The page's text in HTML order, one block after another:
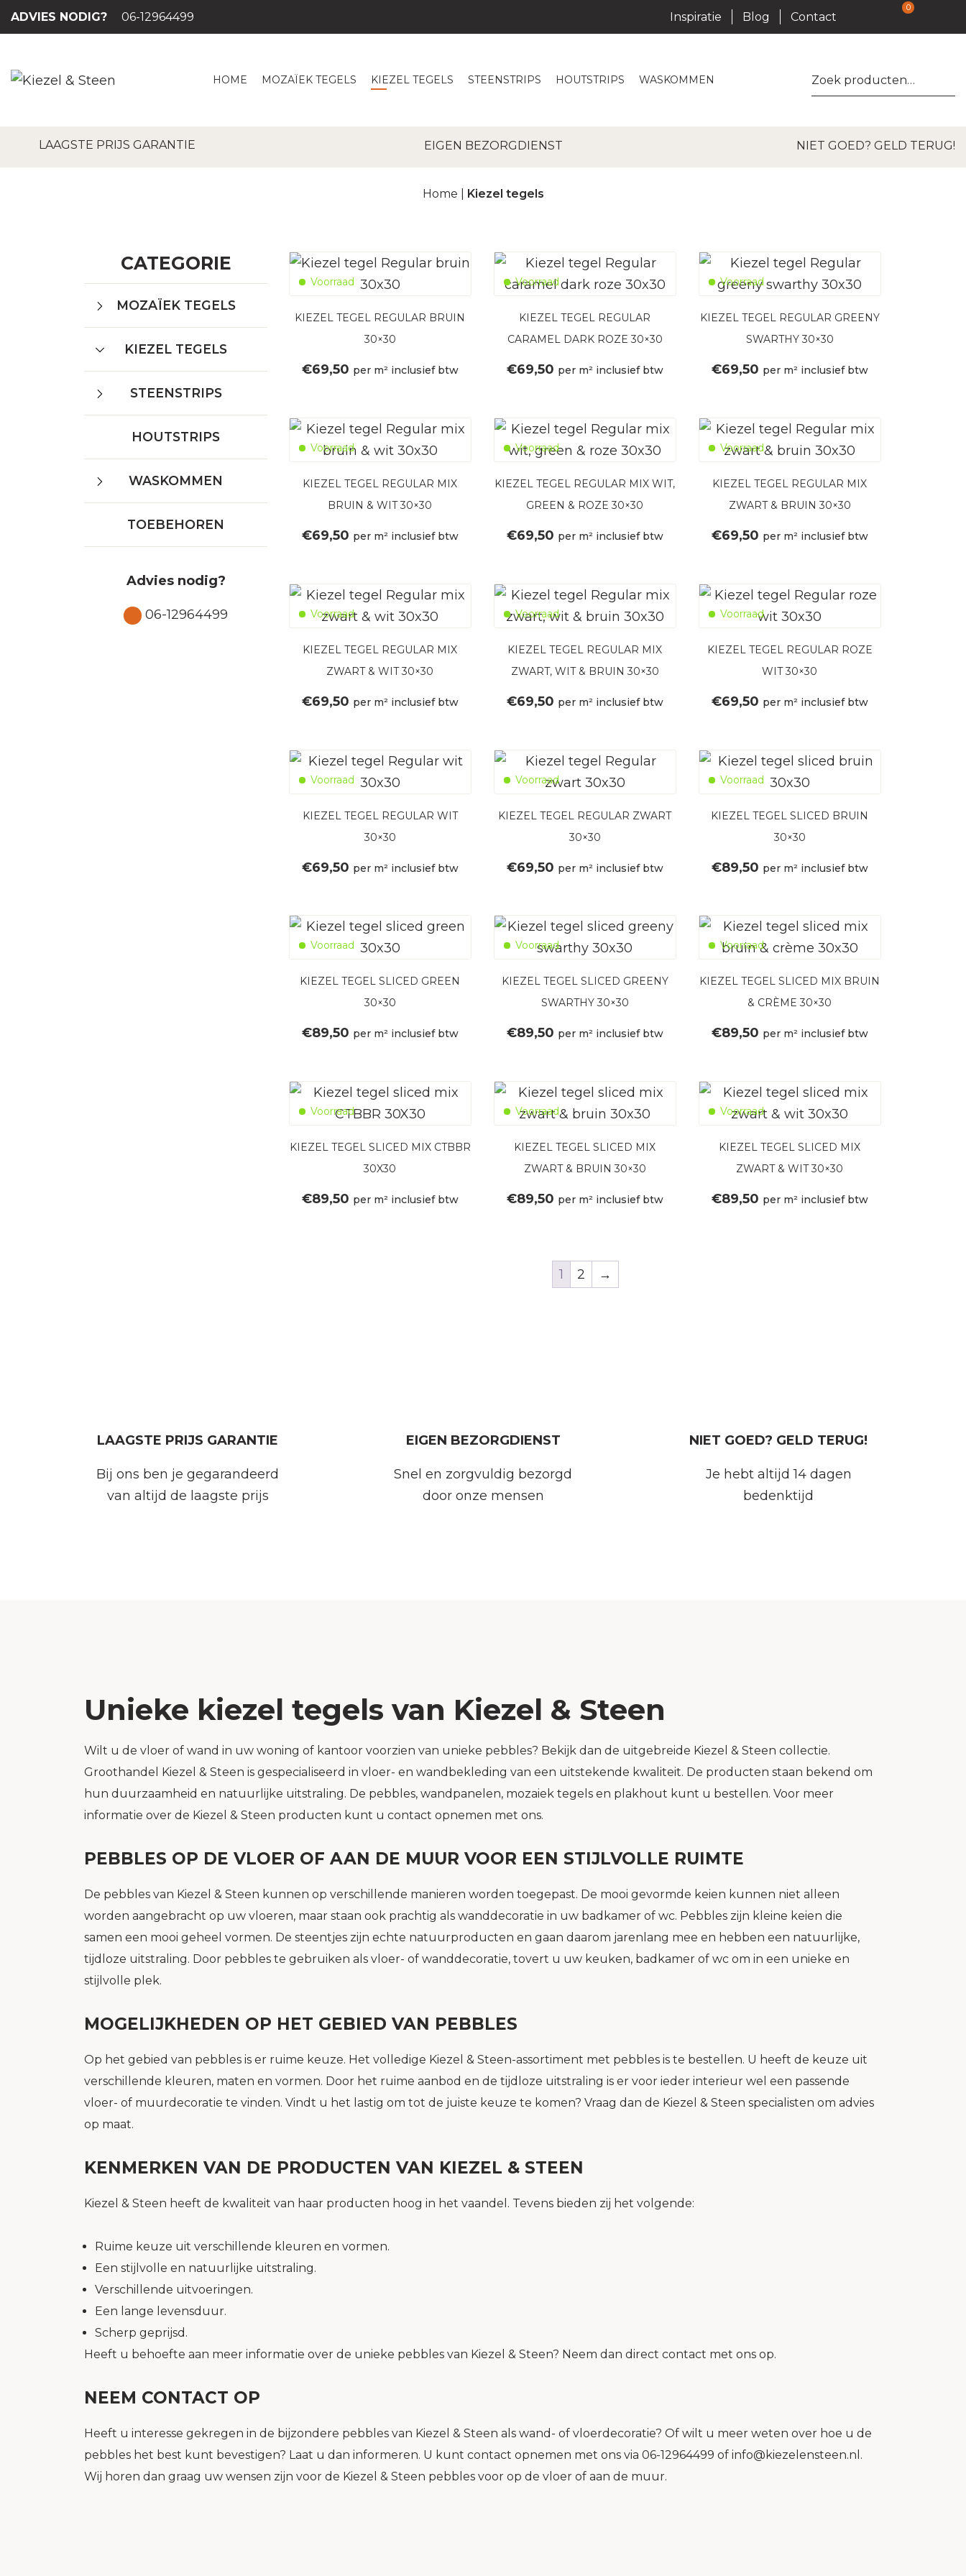
ADVIES NODIG? 06-12964499 Inspiratie Blog Contact
0
HOME MOZAÏEK TEGELS KIEZEL TEGELS STEENSTRIPS HOUTSTRIPS WASKOMMEN
Zoeken
naar:
LAAGSTE PRIJS GARANTIE EIGEN BEZORGDIENST NIET GOED? GELD TERUG!
KIEZEL TEGELS
Home Kiezel tegels
CATEGORIE
MOZAÏEK TEGELS
KIEZEL TEGELS
STEENSTRIPS
HOUTSTRIPS
WASKOMMEN
TOEBEHOREN
Advies nodig?
06-12964499
Voorraad
KIEZEL TEGEL REGULAR BRUIN
30×30
€69,50 per m² inclusief btw
Voorraad
KIEZEL TEGEL REGULAR
CARAMEL DARK ROZE 30×30
€69,50 per m² inclusief btw
Voorraad
KIEZEL TEGEL REGULAR GREENY
SWARTHY 30×30
€69,50 per m² inclusief btw
Voorraad
KIEZEL TEGEL REGULAR MIX
BRUIN & WIT 30×30
€69,50 per m² inclusief btw
Voorraad
KIEZEL TEGEL REGULAR MIX WIT,
GREEN & ROZE 30×30
€69,50 per m² inclusief btw
Voorraad
KIEZEL TEGEL REGULAR MIX
ZWART & BRUIN 30×30
€69,50 per m² inclusief btw
Voorraad
KIEZEL TEGEL REGULAR MIX
ZWART & WIT 30×30
€69,50 per m² inclusief btw
Voorraad
KIEZEL TEGEL REGULAR MIX
ZWART, WIT & BRUIN 30×30
€69,50 per m² inclusief btw
Voorraad
KIEZEL TEGEL REGULAR ROZE
WIT 30×30
€69,50 per m² inclusief btw
Voorraad
KIEZEL TEGEL REGULAR WIT
30×30
€69,50 per m² inclusief btw
Voorraad
KIEZEL TEGEL REGULAR ZWART
30×30
€69,50 per m² inclusief btw
Voorraad
KIEZEL TEGEL SLICED BRUIN
30×30
€89,50 per m² inclusief btw
Voorraad
KIEZEL TEGEL SLICED GREEN
30×30
€89,50 per m² inclusief btw
Voorraad
KIEZEL TEGEL SLICED GREENY
SWARTHY 30×30
€89,50 per m² inclusief btw
Voorraad
KIEZEL TEGEL SLICED MIX BRUIN
& CRÈME 30×30
€89,50 per m² inclusief btw
Voorraad
KIEZEL TEGEL SLICED MIX CTBBR
30X30
€89,50 per m² inclusief btw
Voorraad
KIEZEL TEGEL SLICED MIX
ZWART & BRUIN 30×30
€89,50 per m² inclusief btw
Voorraad
KIEZEL TEGEL SLICED MIX
ZWART & WIT 30×30
€89,50 per m² inclusief btw
1 2 →
LAAGSTE PRIJS GARANTIE
Bij ons ben je gegarandeerd
van altijd de laagste prijs
EIGEN BEZORGDIENST
Snel en zorgvuldig bezorgd
door onze mensen
NIET GOED? GELD TERUG!
Je hebt altijd 14 dagen
bedenktijd
Unieke kiezel tegels van Kiezel & Steen
Wilt u de vloer of wand in uw woning of kantoor voorzien van unieke pebbles? Bekijk dan de uitgebreide Kiezel & Steen collectie.
Groothandel Kiezel & Steen is gespecialiseerd in vloer- en wandbekleding van een uitstekende kwaliteit. De producten staan bekend om
hun duurzaamheid en natuurlijke uitstraling. De pebbles, wandpanelen, mozaiek tegels en plakhout kunt u bestellen. Voor meer
informatie over de Kiezel & Steen producten kunt u contact opnemen met ons.
PEBBLES OP DE VLOER OF AAN DE MUUR VOOR EEN STIJLVOLLE RUIMTE
De pebbles van Kiezel & Steen kunnen op verschillende manieren worden toegepast. De mooi gevormde keien kunnen niet alleen
worden aangebracht op uw vloeren, maar staan ook prachtig als wanddecoratie in uw badkamer of wc. Pebbles zijn kleine keien die
samen een mooi geheel vormen. De steentjes zijn echte natuurproducten en gaan daarom jarenlang mee en hebben een natuurlijke,
tijdloze uitstraling. Door pebbles te gebruiken als vloer- of wanddecoratie, tovert u uw keuken, badkamer of wc om in een unieke en
stijlvolle plek.
MOGELIJKHEDEN OP HET GEBIED VAN PEBBLES
Op het gebied van pebbles is er ruime keuze. Het volledige Kiezel & Steen-assortiment met pebbles is te bestellen. U heeft de keuze uit
verschillende kleuren, maten en vormen. Door het ruime aanbod en de tijdloze uitstraling is er voor ieder interieur wel een passende
vloer- of muurdecoratie te vinden. Vindt u het lastig om tot de juiste keuze te komen? Vraag dan de Kiezel & Steen specialisten om advies
op maat.
KENMERKEN VAN DE PRODUCTEN VAN KIEZEL & STEEN
Kiezel & Steen heeft de kwaliteit van haar producten hoog in het vaandel. Tevens bieden zij het volgende:
Ruime keuze uit verschillende kleuren en vormen.
Een stijlvolle en natuurlijke uitstraling.
Verschillende uitvoeringen.
Een lange levensduur.
Scherp geprijsd.
Heeft u behoefte aan meer informatie over de unieke pebbles van Kiezel & Steen? Neem dan direct contact met ons op.
NEEM CONTACT OP
Heeft u interesse gekregen in de bijzondere pebbles van Kiezel & Steen als wand- of vloerdecoratie? Of wilt u meer weten over hoe u de
pebbles het best kunt bevestigen? Laat u dan informeren. U kunt contact opnemen met ons via 06-12964499 of info@kiezelensteen.nl.
Wij horen dan graag uw wensen zijn voor de Kiezel & Steen pebbles voor op de vloer of aan de muur.